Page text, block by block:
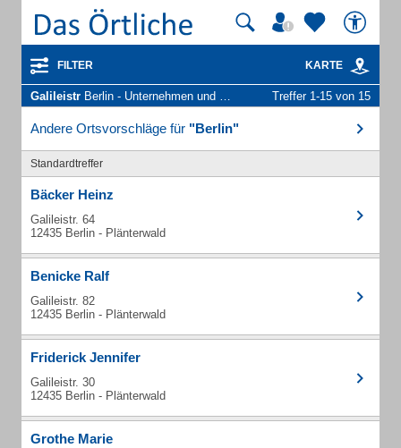
FILTER KARTE
Galileistr Berlin - Unternehmen und Personen Treffer 1-15 von 15
Andere Ortsvorschläge für "Berlin"
Standardtreffer
Bäcker Heinz
Galileistr. 64
12435 Berlin - Plänterwald
Benicke Ralf
Galileistr. 82
12435 Berlin - Plänterwald
Friderick Jennifer
Galileistr. 30
12435 Berlin - Plänterwald
Grothe Marie